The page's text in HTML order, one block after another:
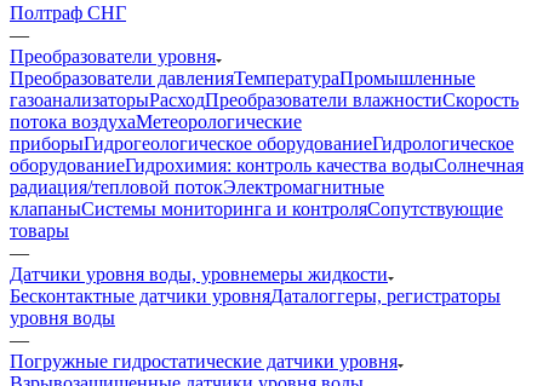
Полтраф СНГ
—
Преобразователи уровня
Преобразователи давленияТемператураПромышленные
газоанализаторыРасходПреобразователи влажностиСкорость
потока воздухаМетеорологические
приборыГидрогеологическое оборудованиеГидрологическое
оборудованиеГидрохимия: контроль качества водыСолнечная
радиация/тепловой потокЭлектромагнитные
клапаныСистемы мониторинга и контроляСопутствующие
товары
—
Датчики уровня воды, уровнемеры жидкости
Бесконтактные датчики уровняДаталоггеры, регистраторы
уровня воды
—
Погружные гидростатические датчики уровня